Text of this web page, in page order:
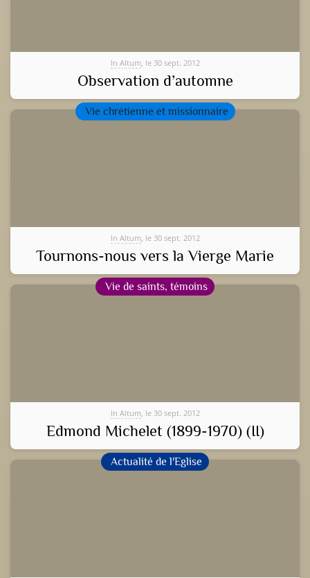
In Altum, le 30 sept. 2012
Observation d’automne
Vie chrétienne et missionnaire
In Altum, le 30 sept. 2012
Tournons-nous vers la Vierge Marie
Vie de saints, témoins
In Altum, le 30 sept. 2012
Edmond Michelet (1899-1970) (II)
Actualité de l'Eglise